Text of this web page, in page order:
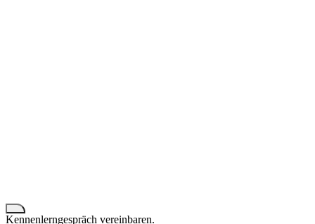
Kennenlerngespräch vereinbaren.